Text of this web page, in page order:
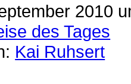
2010
des Tages
Kai Ruhsert